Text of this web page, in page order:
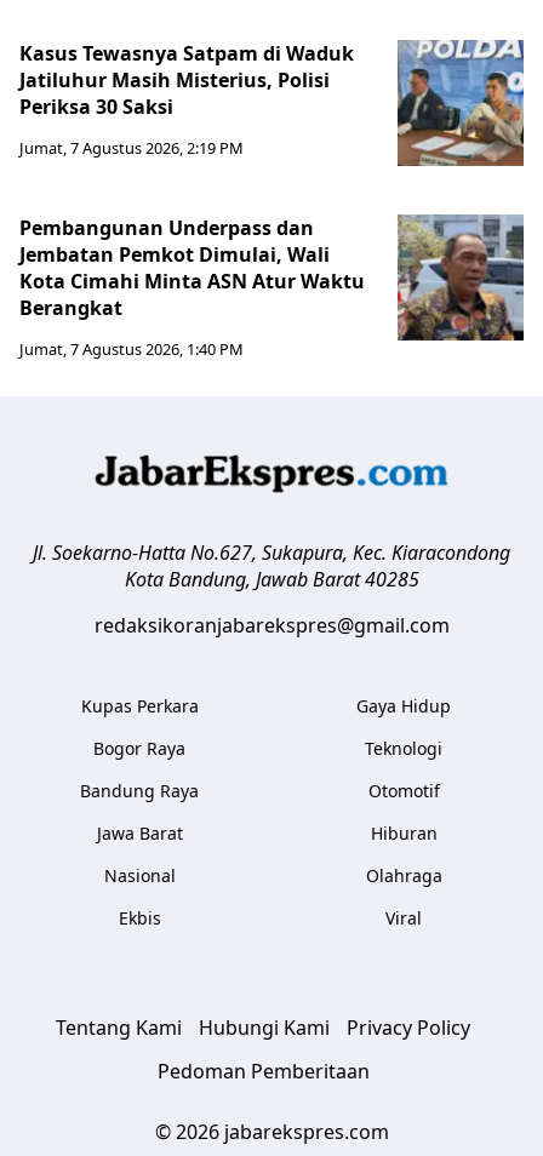
Kasus Tewasnya Satpam di Waduk
Jatiluhur Masih Misterius, Polisi
Periksa 30 Saksi
Jumat, 7 Agustus 2026, 2:19 PM
Pembangunan Underpass dan
Jembatan Pemkot Dimulai, Wali
Kota Cimahi Minta ASN Atur Waktu
Berangkat
Jumat, 7 Agustus 2026, 1:40 PM
Jl. Soekarno-Hatta No.627, Sukapura, Kec. Kiaracondong
Kota Bandung, Jawab Barat 40285
redaksikoranjabarekspres@gmail.com
Kupas Perkara
Bogor Raya
Bandung Raya
Jawa Barat
Nasional
Ekbis
Gaya Hidup
Teknologi
Otomotif
Hiburan
Olahraga
Viral
Tentang Kami Hubungi Kami
Privacy Policy
Pedoman Pemberitaan
© 2026 jabarekspres.com